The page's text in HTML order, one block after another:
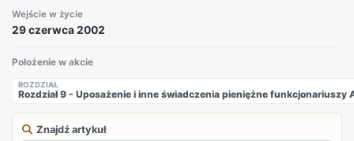
Wejście w życie
29 czerwca 2002
Położenie w akcie
ROZDZIAŁ
Rozdział 9 - Uposażenie i inne świadczenia pieniężne
Znajdź artykuł